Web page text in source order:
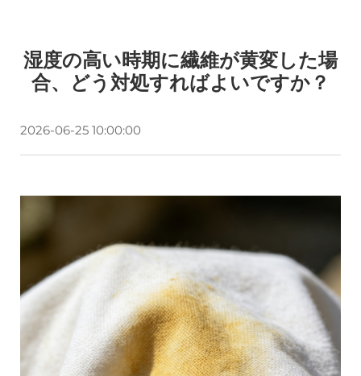
湿度の高い時期に繊維が黄変した場
合、どう対処すればよいですか？
2026-06-25 10:00:00